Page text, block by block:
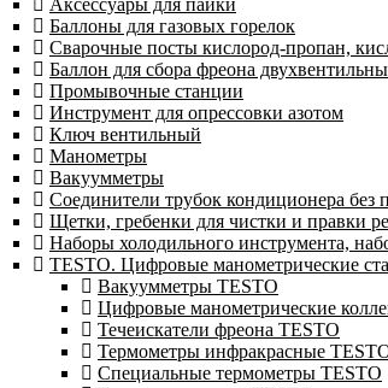
Аксессуары для пайки
Баллоны для газовых горелок
Сварочные посты кислород-пропан,
Баллон для сбора фреона
Промывочные станции
Инструмент для опрессовки азотом
Ключ вентильный
Манометры
Вакуумметры
Соединители трубок кондиционера без
Щетки, гребенки для чистки и правки
Наборы холодильного инструмента,
TESTO. Цифровые манометрические
Вакуумметры TESTO
Цифровые манометрические
Течеискатели фреона TESTO
Термометры инфракрасные
Специальные термометры TESTO